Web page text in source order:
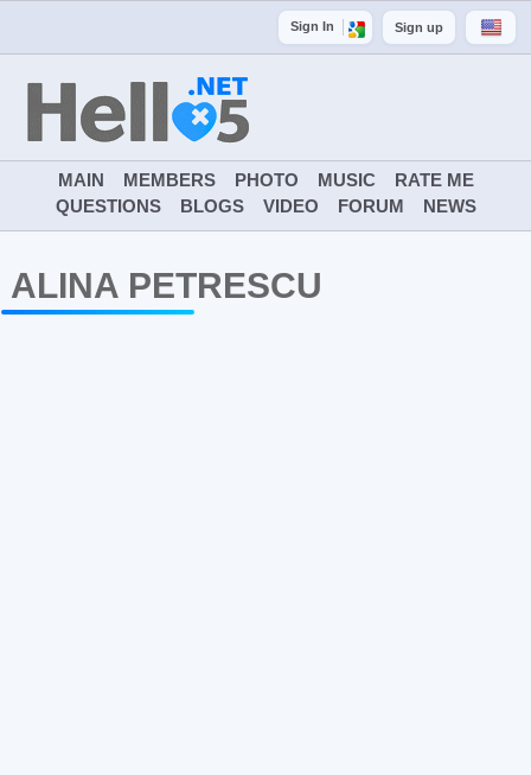
Sign In Sign up
MAIN MEMBERS PHOTO MUSIC
RATE ME
QUESTIONS
BLOGS VIDEO FORUM NEWS
ALINA PETRESCU